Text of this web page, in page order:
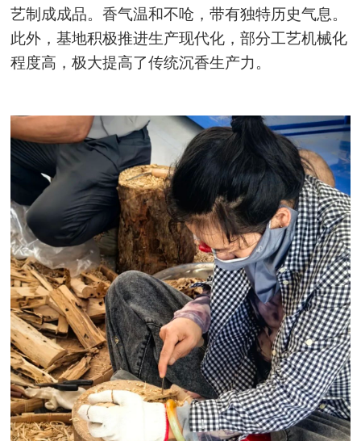
艺制成成品。香气温和不呛，带有独特历史气息。
此外，基地积极推进生产现代化，部分工艺机械化
程度高，极大提高了传统沉香生产力。